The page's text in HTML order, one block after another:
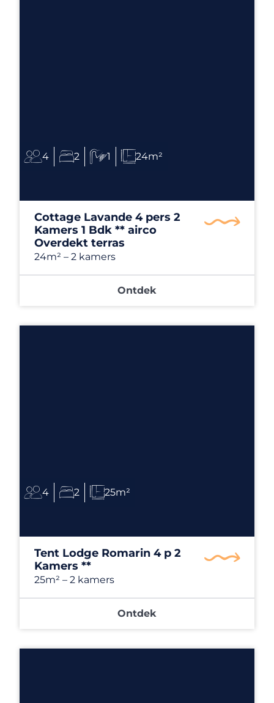
4 2 1 24m²
Cottage Lavande 4 pers 2
Kamers 1 Bdk ** airco
Overdekt terras
24m² – 2 kamers
Ontdek
4 2 25m²
Tent Lodge Romarin 4 p 2
Kamers **
25m² – 2 kamers
Ontdek